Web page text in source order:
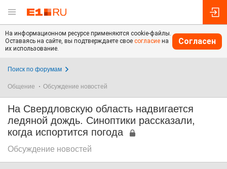
На информационном ресурсе применяются cookie-файлы.
Оставаясь на сайте, вы подтверждаете свое согласие на
их использование.
Согласен
Поиск по форумам
Общение Обсуждение новостей
На Свердловскую область надвигается
ледяной дождь. Синоптики рассказали,
когда испортится погода
Обсуждение новостей